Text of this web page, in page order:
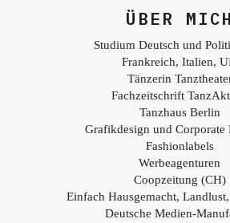
ÜBER MICH
Studium Deutsch und
Frankreich, Italien,
Tänzerin
Fachzeitschrift
Tanzhaus Berlin
Grafikdesign und Corporate
Fashionlabels
Werbeagenturen
Coopzeitung (CH)
Einfach Hausgemacht,
Deutsche Medien-